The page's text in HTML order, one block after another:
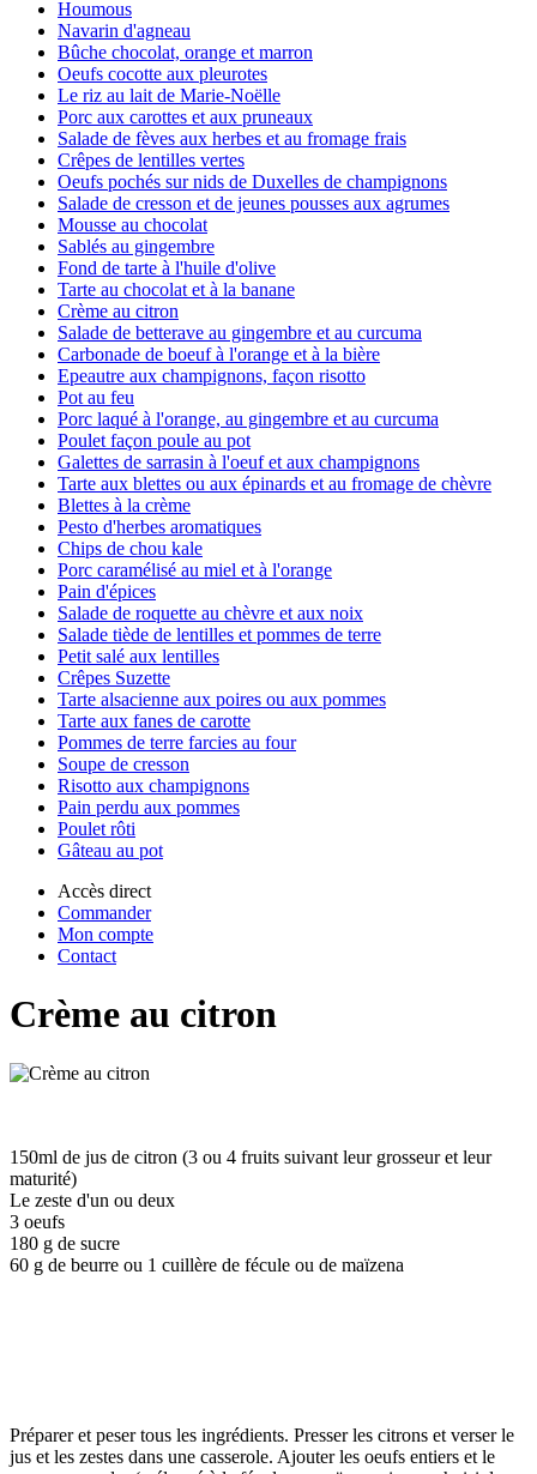
Houmous
Navarin d'agneau
Bûche chocolat, orange et marron
Oeufs cocotte aux pleurotes
Le riz au lait de Marie-Noëlle
Porc aux carottes et aux pruneaux
Salade de fèves aux herbes et au fromage frais
Crêpes de lentilles vertes
Oeufs pochés sur nids de Duxelles de champignons
Salade de cresson et de jeunes pousses aux agrumes
Mousse au chocolat
Sablés au gingembre
Fond de tarte à l'huile d'olive
Tarte au chocolat et à la banane
Crème au citron
Salade de betterave au gingembre et au curcuma
Carbonade de boeuf à l'orange et à la bière
Epeautre aux champignons, façon risotto
Pot au feu
Porc laqué à l'orange, au gingembre et au curcuma
Poulet façon poule au pot
Galettes de sarrasin à l'oeuf et aux champignons
Tarte aux blettes ou aux épinards et au fromage de chèvre
Blettes à la crème
Pesto d'herbes aromatiques
Chips de chou kale
Porc caramélisé au miel et à l'orange
Pain d'épices
Salade de roquette au chèvre et aux noix
Salade tiède de lentilles et pommes de terre
Petit salé aux lentilles
Crêpes Suzette
Tarte alsacienne aux poires ou aux pommes
Tarte aux fanes de carotte
Pommes de terre farcies au four
Soupe de cresson
Risotto aux champignons
Pain perdu aux pommes
Poulet rôti
Gâteau au pot
Accès direct
Commander
Mon compte
Contact
Crème au citron
150ml de jus de citron (3 ou 4 fruits suivant leur grosseur et leur
maturité)
Le zeste d'un ou deux
3 oeufs
180 g de sucre
60 g de beurre ou 1 cuillère de fécule ou de maïzena
Préparer et peser tous les ingrédients. Presser les citrons et verser le
jus et les zestes dans une casserole. Ajouter les oeufs entiers et le